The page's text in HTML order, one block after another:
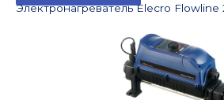
Электронагреватель Elecro Flowline